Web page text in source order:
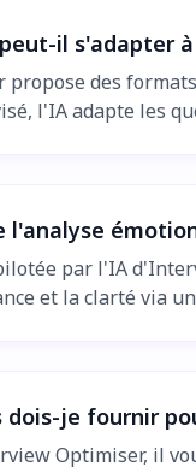
il s'adapter
des
l'IA adapte les
l'analyse
par l'IA
et la clarté via
je fournir
Optimiser, il